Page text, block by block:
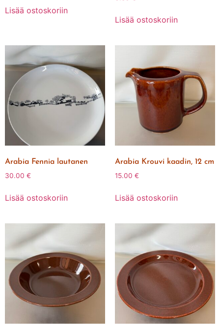
Lisää ostoskoriin
Lisää ostoskoriin
Arabia Fennia lautanen
30.00 €
Lisää ostoskoriin
Arabia Krouvi kaadin, 12 cm
15.00 €
Lisää ostoskoriin